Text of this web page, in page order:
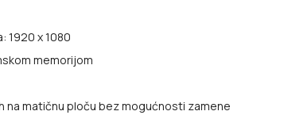
1920 x 1080
memorijom
na matičnu ploču bez mogućnosti zamene